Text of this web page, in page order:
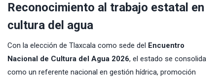
Reconocimiento al trabajo estatal en
cultura del agua
Con la elección de Tlaxcala como sede del
Encuentro
Nacional de Cultura del Agua 2026, el estado se consolida
como un referente nacional en gestión hídrica, promoción